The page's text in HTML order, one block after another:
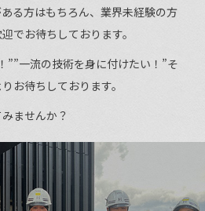
る方はもちろん、業界未経験の方
でお待ちしております。
””一流の技術を身に付けたい！”そ
お待ちしております。
ませんか？